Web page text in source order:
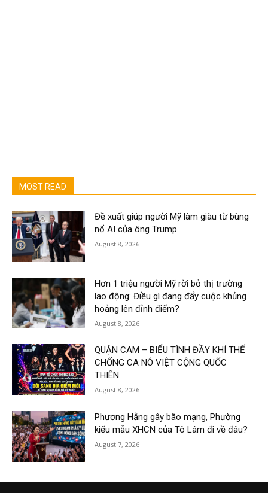
MOST READ
Đề xuất giúp người Mỹ làm giàu từ bùng
nổ AI của ông Trump
August 8, 2026
Hơn 1 triệu người Mỹ rời bỏ thị trường
lao động: Điều gì đang đẩy cuộc khủng
hoảng lên đỉnh điểm?
August 8, 2026
QUẬN CAM – BIỂU TÌNH ĐẦY KHÍ THẾ
CHỐNG CA NÔ VIỆT CỘNG QUỐC
THIÊN
August 8, 2026
Phương Hằng gây bão mạng, Phường
kiểu mẫu XHCN của Tô Lâm đi về đâu?
August 7, 2026